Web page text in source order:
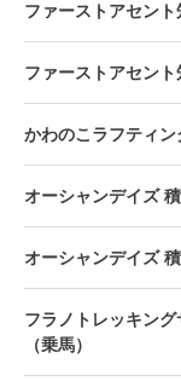
ファーストアセン
ファーストアセン
かわのこラフティ
オーシャンデイズ
オーシャンデイズ
フラノトレッキン
（乗馬）